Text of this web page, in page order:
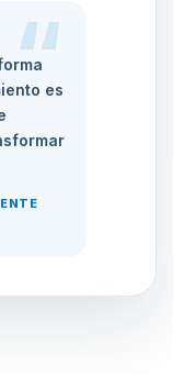
“
es